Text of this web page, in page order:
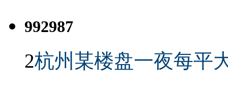
992987
2杭州某楼盘一夜每平